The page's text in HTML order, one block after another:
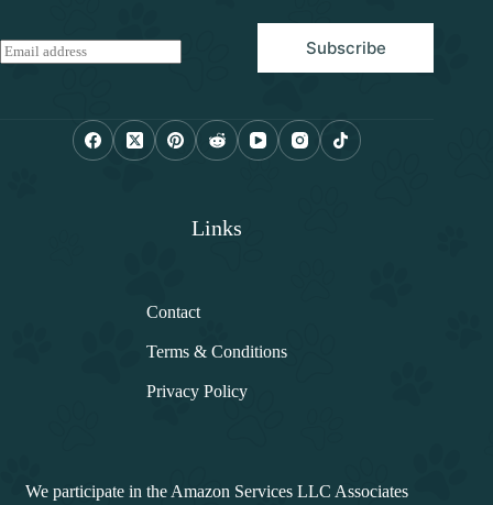
E
m
Subscribe
Links
Contact
Terms & Conditions
Privacy Policy
We participate in the Amazon Services LLC Associates